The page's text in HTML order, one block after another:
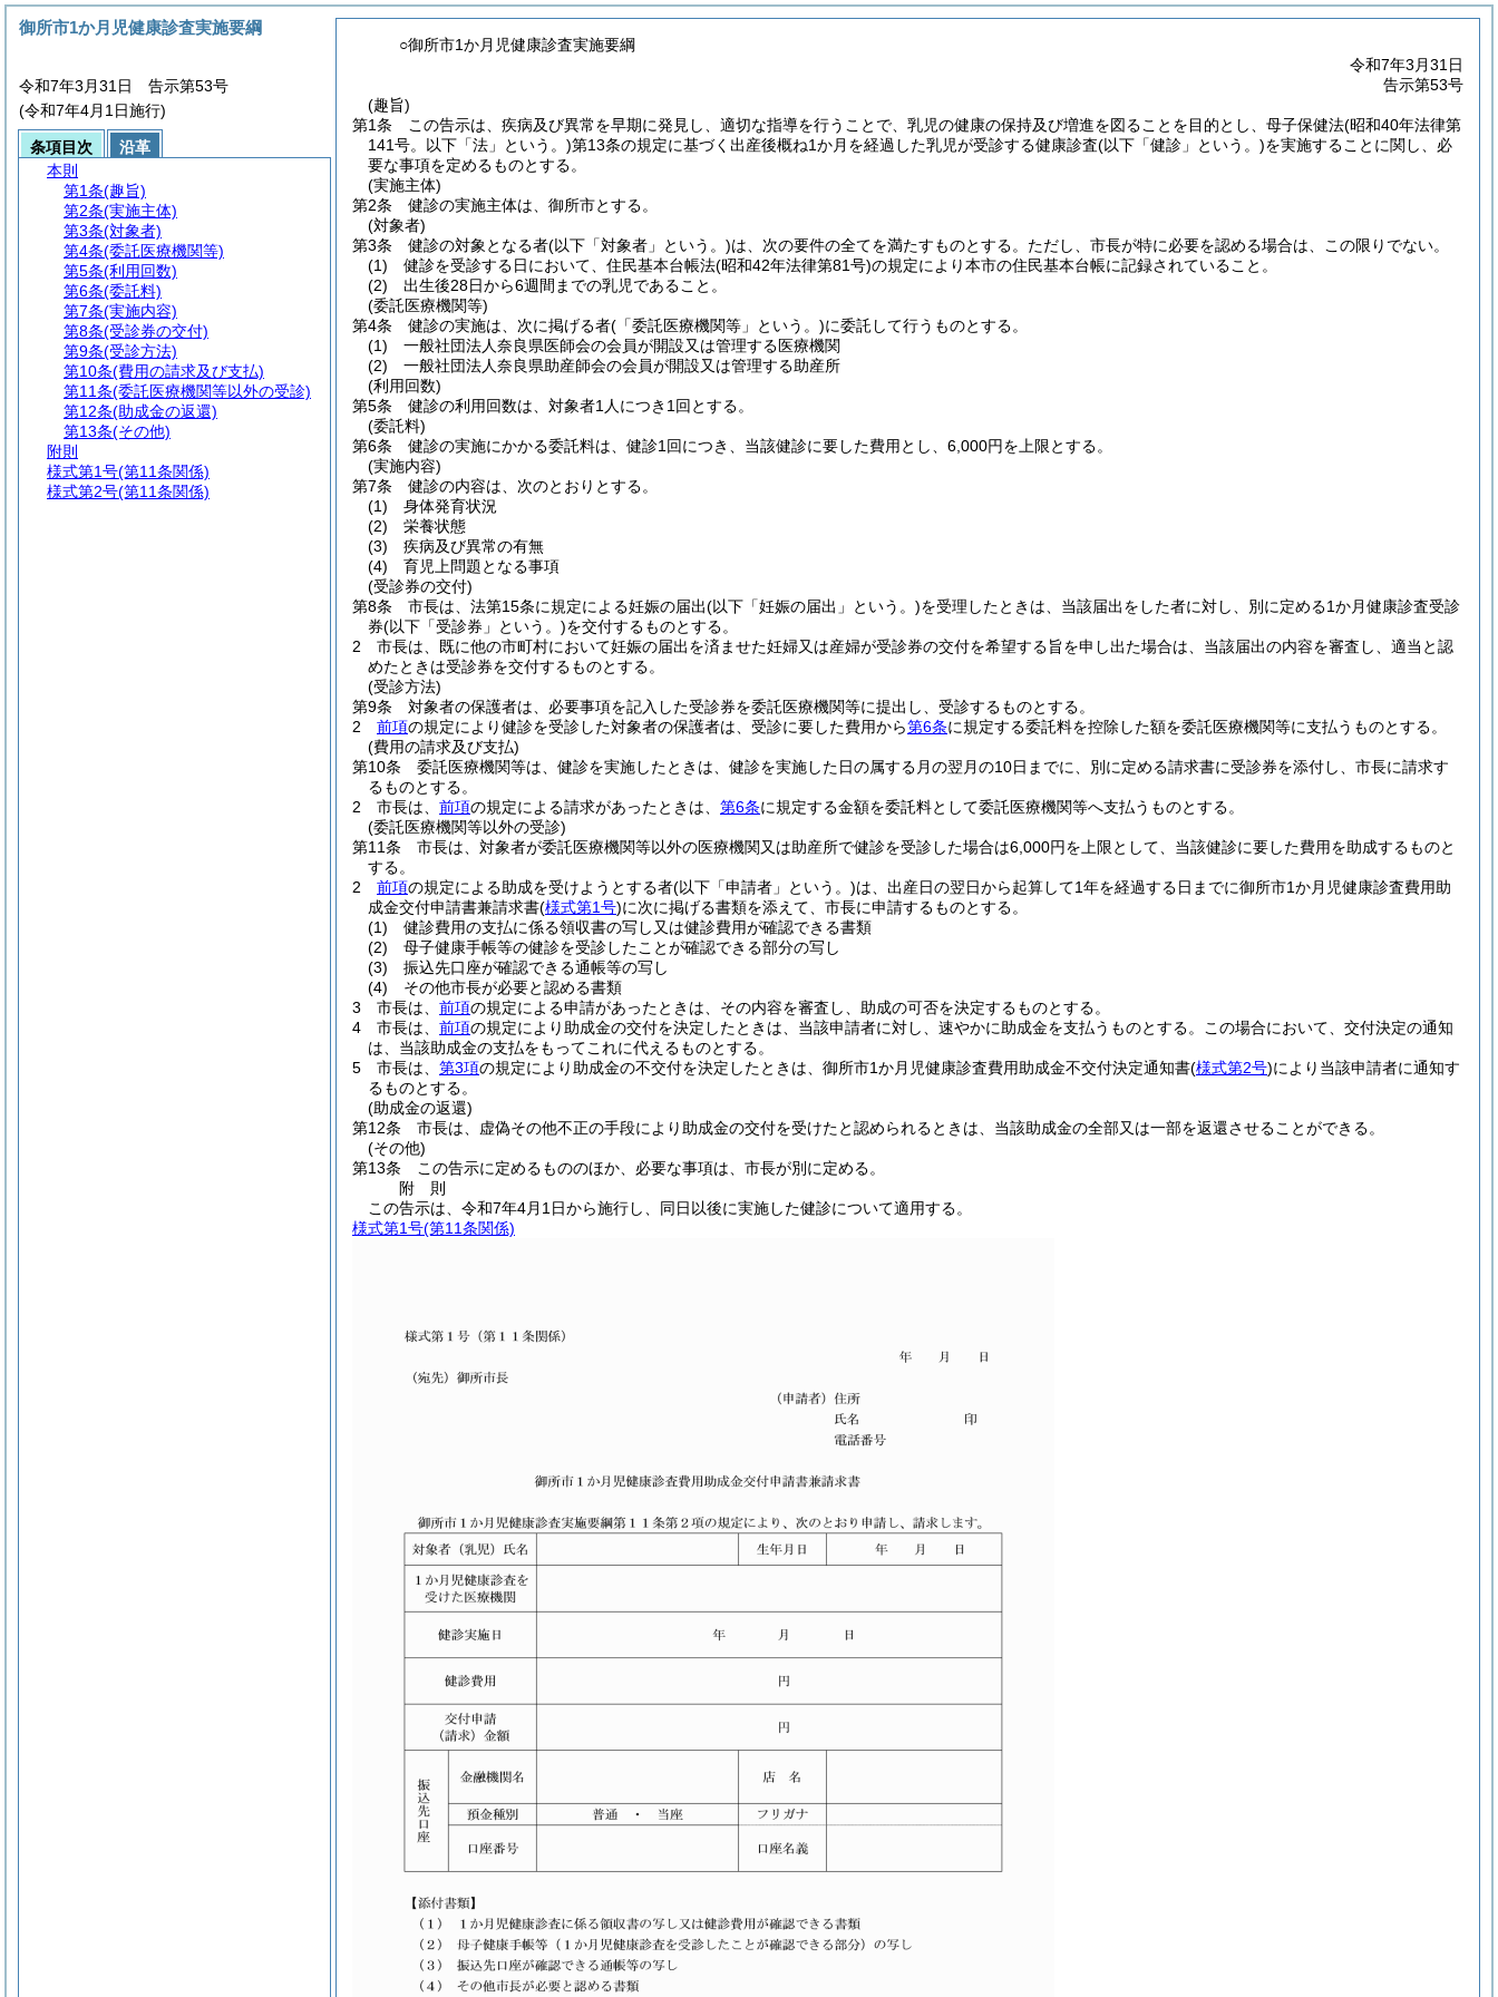
○御所市1か月児健康診査実施要綱
令和7年3月31日
告示第53号
(趣旨)
第1条
この告示は、疾病及び異常を早期に発見し、適切な指導を行うことで、乳児の健康の保持及び増進を図ることを目的とし、母子保健法(昭和40年法律第
141号。以下「法」という。)第13条の規定に基づく出産後概ね1か月を経過した乳児が受診する健康診査(以下「健診」という。)を実施することに関し、必
要な事項を定めるものとする。
(実施主体)
第2条
健診の実施主体は、御所市とする。
(対象者)
第3条
健診の対象となる者(以下「対象者」という。)は、次の要件の全てを満たすものとする。 ただし、市長が特に必要を認める場合は、この限りでない。
(1)
健診を受診する日において、住民基本台帳法(昭和42年法律第81号)の規定により本市の住民基本台帳に記録されていること。
(2)
出生後28日から6週間までの乳児であること。
(委託医療機関等)
第4条
健診の実施は、次に掲げる者(「委託医療機関等」という。)に委託して行うものとする。
(1)
一般社団法人奈良県医師会の会員が開設又は管理する医療機関
(2)
一般社団法人奈良県助産師会の会員が開設又は管理する助産所
(利用回数)
第5条
健診の利用回数は、対象者1人につき1回とする。
(委託料)
第6条
健診の実施にかかる委託料は、健診1回につき、当該健診に要した費用とし、6,000円を上限とする。
(実施内容)
第7条
健診の内容は、次のとおりとする。
(1)
身体発育状況
(2)
栄養状態
(3)
疾病及び異常の有無
(4)
育児上問題となる事項
(受診券の交付)
第8条
市長は、法第15条に規定による妊娠の届出(以下「妊娠の届出」という。)を受理したときは、当該届出をした者に対し、別に定める1か月健康診査受診
券(以下「受診券」という。)を交付するものとする。
2
市長は、既に他の市町村において妊娠の届出を済ませた妊婦又は産婦が受診券の交付を希望する旨を申し出た場合は、当該届出の内容を審査し、適当と認
めたときは受診券を交付するものとする。
(受診方法)
第9条
対象者の保護者は、必要事項を記入した受診券を委託医療機関等に提出し、受診するものとする。
2
前項の規定により健診を受診した対象者の保護者は、受診に要した費用から第6条に規定する委託料を控除した額を委託医療機関等に支払うものとする。
(費用の請求及び支払)
第10条
委託医療機関等は、健診を実施したときは、健診を実施した日の属する月の翌月の10日までに、別に定める請求書に受診券を添付し、市長に請求す
るものとする。
2
市長は、 前項の規定による請求があったときは、 第6条に規定する金額を委託料として委託医療機関等へ支払うものとする。
(委託医療機関等以外の受診)
第11条
市長は、対象者が委託医療機関等以外の医療機関又は助産所で健診を受診した場合は6,000円を上限として、当該健診に要した費用を助成するものと
する。
2
前項の規定による助成を受けようとする者(以下「申請者」という。)は、出産日の翌日から起算して1年を経過する日までに御所市1か月児健康診査費用助
成金交付申請書兼請求書(様式第1号)に次に掲げる書類を添えて、市長に申請するものとする。
(1)
健診費用の支払に係る領収書の写し又は健診費用が確認できる書類
(2)
母子健康手帳等の健診を受診したことが確認できる部分の写し
(3)
振込先口座が確認できる通帳等の写し
(4)
その他市長が必要と認める書類
3
市長は、 前項の規定による申請があったときは、その内容を審査し、助成の可否を決定するものとする。
4
市長は、 前項の規定により助成金の交付を決定したときは、当該申請者に対し、速やかに助成金を支払うものとする。
この場合において、交付決定の通知
は、当該助成金の支払をもってこれに代えるものとする。
5
市長は、 第3項の規定により助成金の不交付を決定したときは、御所市1か月児健康診査費用助成金不交付決定通知書(様式第2号)により当該申請者に通知す
るものとする。
(助成金の返還)
第12条
市長は、虚偽その他不正の手段により助成金の交付を受けたと認められるときは、当該助成金の全部又は一部を返還させることができる。
(その他)
第13条
この告示に定めるもののほか、必要な事項は、市長が別に定める。
附 則
この告示は、令和7年4月1日から施行し、同日以後に実施した健診について適用する。
様式第1号(第11条関係)
御所市1か月児健康診査実施要綱
令和7年3月31日 告示第53号
(令和7年4月1日施行)
条項目次
沿革
本則
第1条(趣旨)
第2条(実施主体)
第3条(対象者)
第4条(委託医療機関等)
第5条(利用回数)
第6条(委託料)
第7条(実施内容)
第8条(受診券の交付)
第9条(受診方法)
第10条(費用の請求及び支払)
第11条(委託医療機関等以外の受診)
第12条(助成金の返還)
第13条(その他)
附則
様式第1号(第11条関係)
様式第2号(第11条関係)